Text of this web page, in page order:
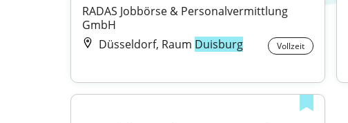
RADAS Jobbörse & Personalvermittlung
GmbH
Düsseldorf, Raum Duisburg Vollzeit